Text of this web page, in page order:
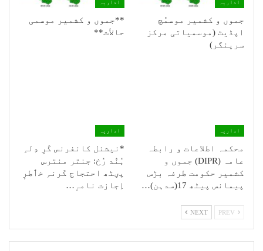
اداریہ
جموں و کشمیر موسمُچ
اپڈیٹ (موسمیاتی مرکز
سرینگر)
اداریہ
**جموں و كشمیر موسمی
حالأت**
اداریہ
محکمہ اطلاعات و رابطہ
عامہ (DIPR) جموں و
کشمیر حکومت طرفہ بڑس
پیمانس پیٹھ 17(سدہن)…
اداریہ
*نیشنل کانفرنس کَرِ دِلہِ
ہُنٛد رُخ: جنتر منترس
پؠٹھ احتجاج کَرنہِ خٲطرٕ
اِجازت نامہٕ…
NEXT